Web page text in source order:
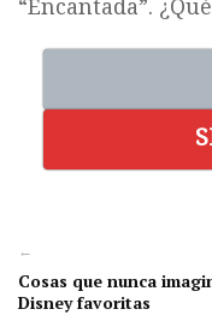
“Encantada”.
←
Cosas que nunca
Disney favoritas